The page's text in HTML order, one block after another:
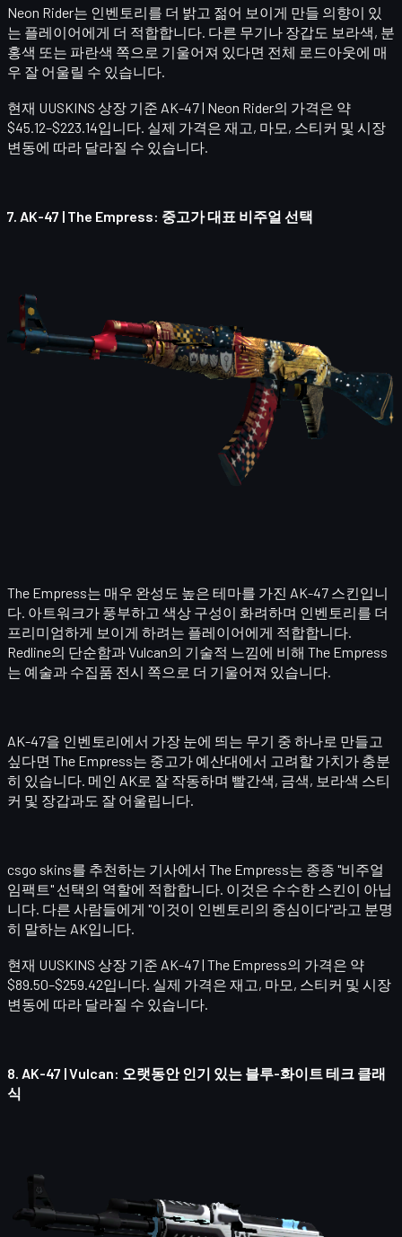
Neon Rider는 인벤토리를 더 밝고 젊어 보이게 만들 의향이 있
는 플레이어에게 더 적합합니다. 다른 무기나 장갑도 보라색, 분
홍색 또는 파란색 쪽으로 기울어져 있다면 전체 로드아웃에 매
우 잘 어울릴 수 있습니다.
현재 UUSKINS 상장 기준 AK-47 | Neon Rider의 가격은 약
$45.12–$223.14입니다. 실제 가격은 재고, 마모, 스티커 및 시장
변동에 따라 달라질 수 있습니다.
7. AK-47 | The Empress: 중고가 대표 비주얼 선택
The Empress는 매우 완성도 높은 테마를 가진 AK-47 스킨입니
다. 아트워크가 풍부하고 색상 구성이 화려하며 인벤토리를 더
프리미엄하게 보이게 하려는 플레이어에게 적합합니다.
Redline의 단순함과 Vulcan의 기술적 느낌에 비해 The Empress
는 예술과 수집품 전시 쪽으로 더 기울어져 있습니다.
AK-47을 인벤토리에서 가장 눈에 띄는 무기 중 하나로 만들고
싶다면 The Empress는 중고가 예산대에서 고려할 가치가 충분
히 있습니다. 메인 AK로 잘 작동하며 빨간색, 금색, 보라색 스티
커 및 장갑과도 잘 어울립니다.
csgo skins를 추천하는 기사에서 The Empress는 종종 "비주얼
임팩트" 선택의 역할에 적합합니다. 이것은 수수한 스킨이 아닙
니다. 다른 사람들에게 "이것이 인벤토리의 중심이다"라고 분명
히 말하는 AK입니다.
현재 UUSKINS 상장 기준 AK-47 | The Empress의 가격은 약
$89.50–$259.42입니다. 실제 가격은 재고, 마모, 스티커 및 시장
변동에 따라 달라질 수 있습니다.
8. AK-47 | Vulcan: 오랫동안 인기 있는 블루-화이트 테크 클래
식